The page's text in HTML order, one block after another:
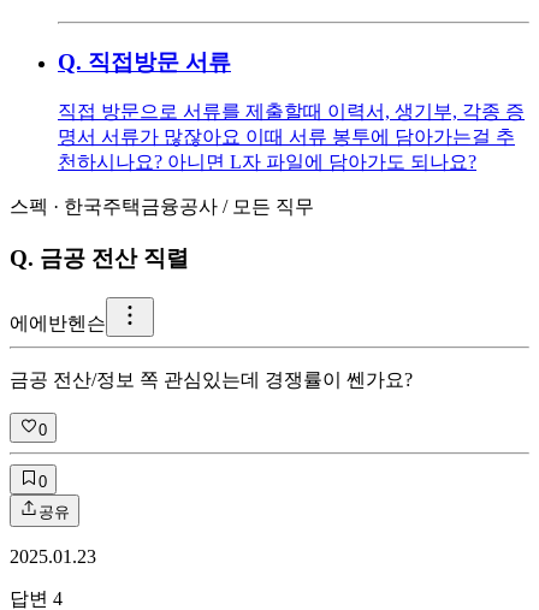
Q. 직접방문 서류
직접 방문으로 서류를 제출할때 이력서, 생기부, 각종 증
명서 서류가 많잖아요 이때 서류 봉투에 담아가는걸 추
천하시나요? 아니면 L자 파일에 담아가도 되나요?
스펙 · 한국주택금융공사 / 모든 직무
Q. 금공 전산 직렬
에 에반헨슨
금공 전산/정보 쪽 관심있는데 경쟁률이 쎈가요?
0
0
공유
2025.01.23
답변 4